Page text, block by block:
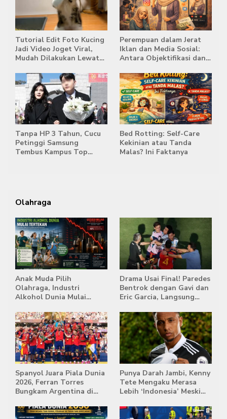
Tutorial Edit Foto Kucing
Jadi Video Joget Viral,
Mudah Dilakukan Lewat
Perempuan dalam Jerat
Iklan dan Media Sosial:
Antara Objektifikasi dan
Tanpa HP 3 Tahun, Cucu
Petinggi Samsung
Tembus Kampus Top
Bed Rotting: Self-Care
Kekinian atau Tanda
Malas? Ini Faktanya
Olahraga
Anak Muda Pilih
Olahraga, Industri
Alkohol Dunia Mulai
Drama Usai Final! Paredes
Bentrok dengan Gavi dan
Eric Garcia, Langsung
Spanyol Juara Piala Dunia
2026, Ferran Torres
Bungkam Argentina di
Punya Darah Jambi, Kenny
Tete Mengaku Merasa
Lebih ‘Indonesia’ Meski